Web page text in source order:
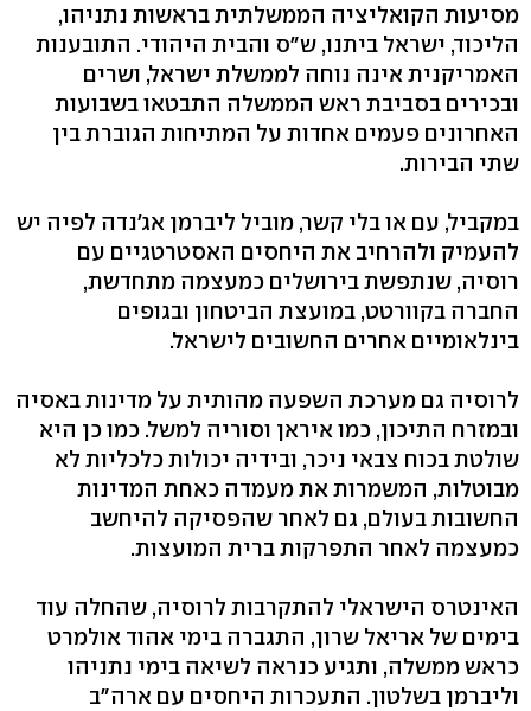
מסיעות הקואליציה הממשלתית בראשות נתניהו,
הליכוד, ישראל ביתנו, ש"ס והבית היהודי. התובענות
האמריקנית אינה נוחה לממשלת ישראל, ושרים
ובכירים בסביבת ראש הממשלה התבטאו בשבועות
האחרונים פעמים אחדות על המתיחות הגוברת בין
שתי הבירות.
במקביל, עם או בלי קשר, מוביל ליברמן אג'נדה לפיה יש
להעמיק ולהרחיב את היחסים האסטרטגיים עם
רוסיה, שנתפשת בירושלים כמעצמה מתחדשת,
החברה בקוורטט, במועצת הביטחון ובגופים
בינלאומיים אחרים החשובים לישראל.
לרוסיה גם מערכת השפעה מהותית על מדינות באסיה
ובמזרח התיכון, כמו איראן וסוריה למשל. כמו כן היא
שולטת בכוח צבאי ניכר, ובידיה יכולות כלכליות לא
מבוטלות, המשמרות את מעמדה כאחת המדינות
החשובות בעולם, גם לאחר שהפסיקה להיחשב
כמעצמה לאחר התפרקות ברית המועצות.
האינטרס הישראלי להתקרבות לרוסיה, שהחלה עוד
בימים של אריאל שרון, התגברה בימי אהוד אולמרט
כראש ממשלה, ותגיע כנראה לשיאה בימי נתניהו
וליברמן בשלטון. התעכרות היחסים עם ארה"ב